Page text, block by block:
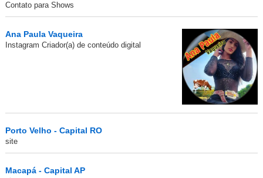
Contato para Shows
Ana Paula Vaqueira
Instagram Criador(a) de conteúdo digital
Porto Velho - Capital RO
site
Macapá - Capital AP